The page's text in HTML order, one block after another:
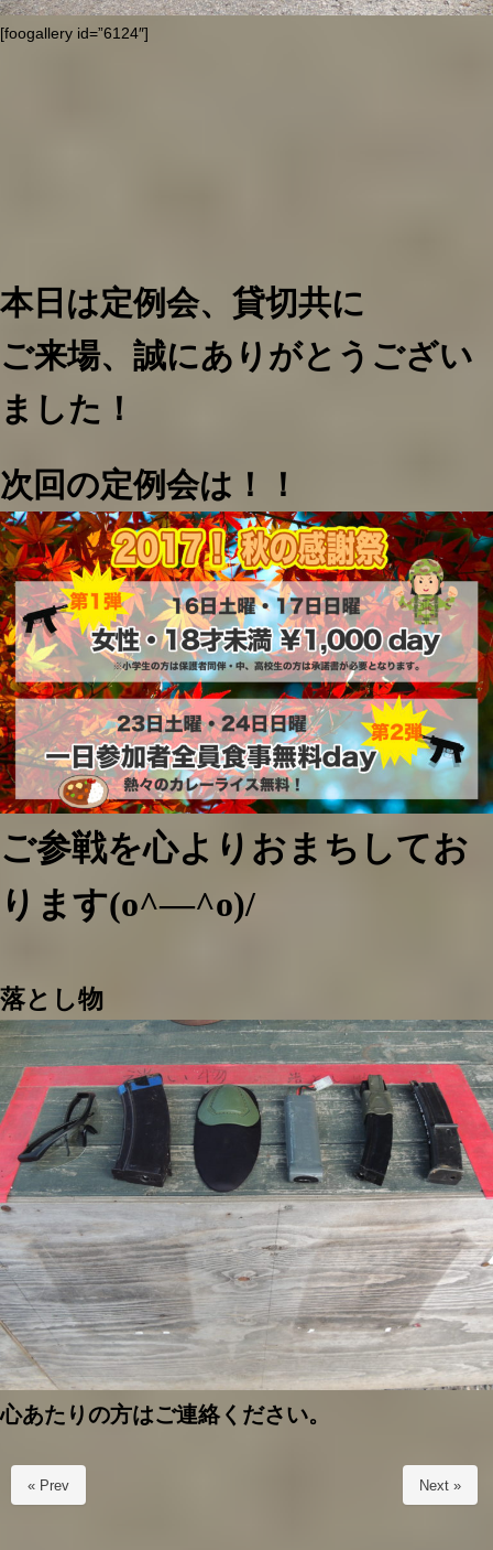
[foogallery id=”6124″]
本日は定例会、 貸切共に
ご来場、誠にありがとうござい
ました！
次回の定例会は！！
ご参戦を心よりおまちしてお
ります(o^―^o)/
落とし物
心あたりの方はご連絡ください。
« Prev Next »